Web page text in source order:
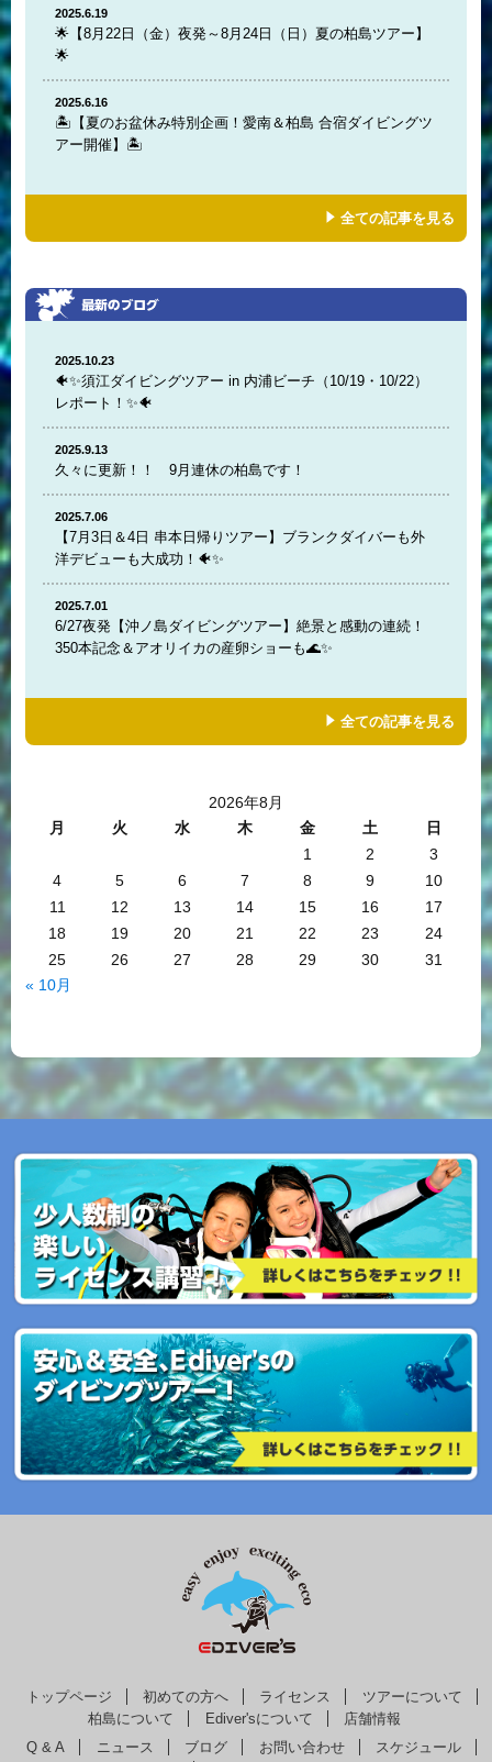
2025.6.19
🌟【8月22日（金）夜発～8月24日（日）夏の柏島ツアー】
🌟
2025.6.16
🏝️【夏のお盆休み特別企画！愛南＆柏島 合宿ダイビングツ
アー開催】🏝️
全ての記事を見る
2025.10.23
🐠✨須江ダイビングツアー in 内浦ビーチ（10/19・10/22）
レポート！✨🐠
2025.9.13
久々に更新！！ 9月連休の柏島です！
2025.7.06
【7月3日＆4日 串本日帰りツアー】ブランクダイバーも外
洋デビューも大成功！🐠✨
2025.7.01
6/27夜発【沖ノ島ダイビングツアー】絶景と感動の連続！
350本記念＆アオリイカの産卵ショーも🌊✨
全ての記事を見る
2026年8月
月
火 水 木 金 土
日
1
2
3
4
5 6 7 8 9
10
11
12 13 14 15 16
17
18
19 20 21 22 23
24
25
26 27 28 29 30
31
« 10月
トップページ 初めての方へ ライセンス
ツアーについて
柏島について
Ediver'sについて
店舗情報
Q & A
ニュース ブログ お問い合わせ
スケジュール